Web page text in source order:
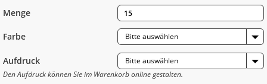
Menge
Farbe Bitte auswählen
Aufdruck
Bitte auswählen
Den Aufdruck können Sie im Warenkorb online gestalten.